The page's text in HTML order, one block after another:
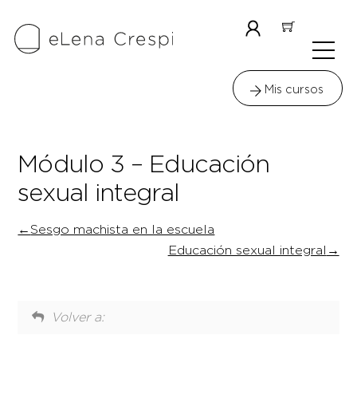
content
Mis cursos
Módulo 3 – Educación
sexual integral
Sesgo machista en la escuela
Educación sexual integral
Volver a: